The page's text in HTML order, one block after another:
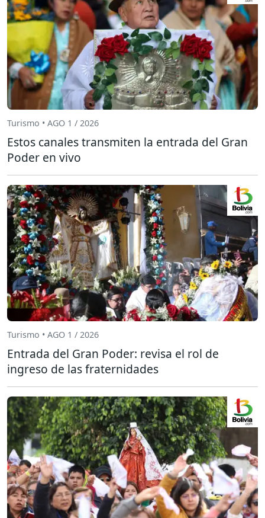
Turismo • AGO 1 / 2026
Estos canales transmiten la entrada del Gran
Poder en vivo
Turismo • AGO 1 / 2026
Entrada del Gran Poder: revisa el rol de
ingreso de las fraternidades